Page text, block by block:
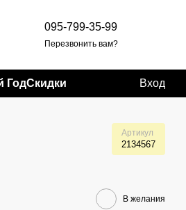
095-799-35-99
Перезвонить вам?
ГодСкидки Вход
Артикул
2134567
В желания